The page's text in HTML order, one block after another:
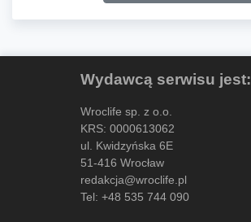
Wydawcą serwisu jest:
Wroclife sp. z o.o.
KRS: 0000613062
ul. Kwidzyńska 6E
51-416 Wrocław
redakcja@wroclife.pl
Tel: +48 535 744 090